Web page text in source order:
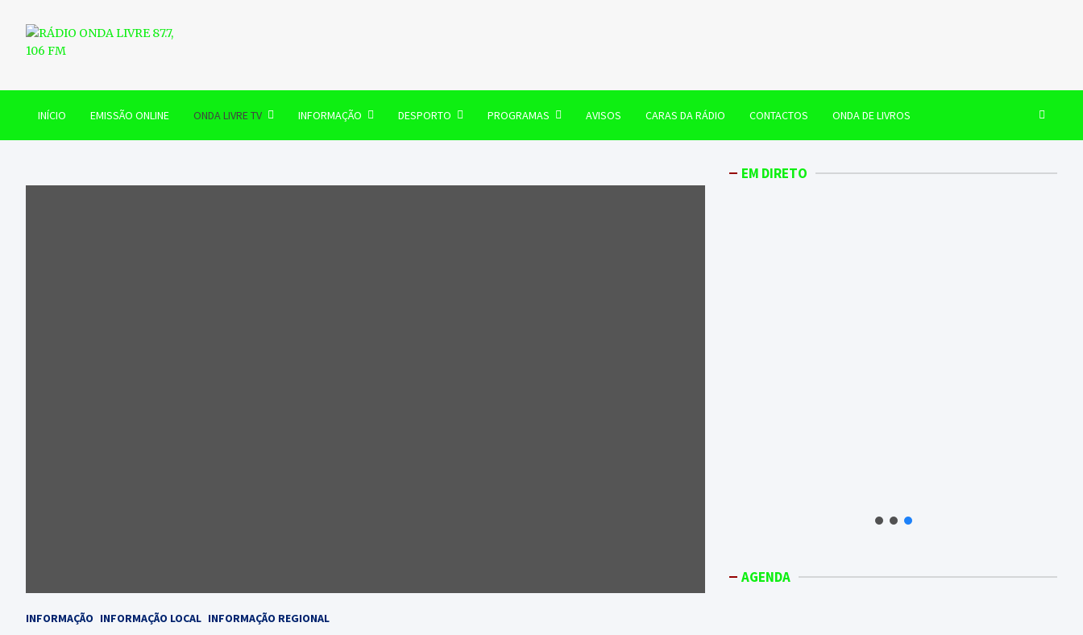
content
RÁDIO ONDA LIVRE 87.7, 106 FM
INÍCIO EMISSÃO ONLINE ONDA LIVRE TV INFORMAÇÃO DESPORTO PROGRAMAS AVISOS CARAS DA RÁDIO CONTACTOS ONDA DE LIVROS
INFORMAÇÃO INFORMAÇÃO LOCAL INFORMAÇÃO REGIONAL
EM DIRETO
AGENDA